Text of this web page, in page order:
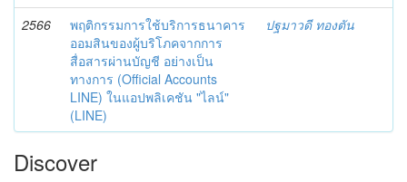
2566
พฤติกรรมการใช้บริการธนาคาร
ออมสินของผู้บริโภคจากการ
สื่อสารผ่านบัญชี อย่างเป็น
ทางการ (Official Accounts
LINE) ในแอปพลิเคชัน "ไลน์"
(LINE)
ปฐมาวดี ทองตัน
Discover